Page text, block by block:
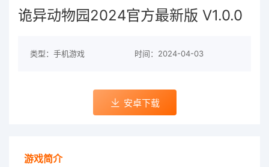
诡异动物园2024官方最新版 V1.0.0
类型：手机游戏 时间：2024-04-03
安卓下载
游戏简介